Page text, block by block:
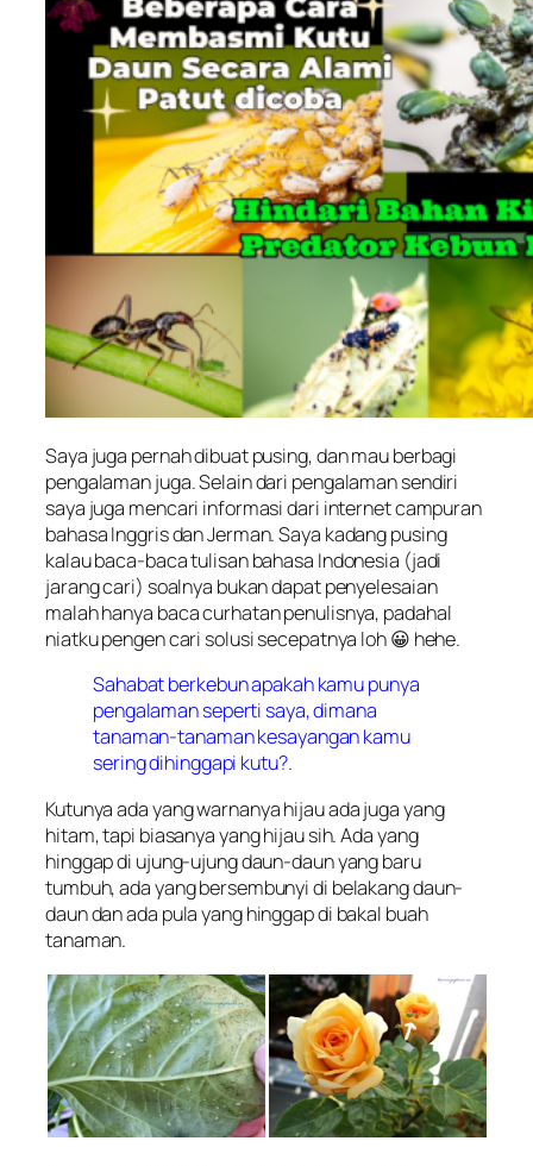
Saya juga pernah dibuat pusing, dan mau berbagi
pengalaman juga. Selain dari pengalaman sendiri
saya juga mencari informasi dari internet campuran
bahasa Inggris dan Jerman. Saya kadang pusing
kalau baca-baca tulisan bahasa Indonesia (jadi
jarang cari) soalnya bukan dapat penyelesaian
malah hanya baca curhatan penulisnya, padahal
niatku pengen cari solusi secepatnya loh 😀 hehe.
Sahabat berkebun apakah kamu punya
pengalaman seperti saya, dimana
tanaman-tanaman kesayangan kamu
sering dihinggapi kutu?.
Kutunya ada yang warnanya hijau ada juga yang
hitam, tapi biasanya yang hijau sih. Ada yang
hinggap di ujung-ujung daun-daun yang baru
tumbuh, ada yang bersembunyi di belakang daun-
daun dan ada pula yang hinggap di bakal buah
tanaman.